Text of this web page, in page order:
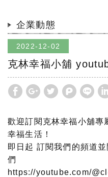
企業動態
2022-12-02
克林幸福小舖
歡迎訂閱克林幸福小舖專
幸福生活！
即日起 訂閱我們的頻道
們
https://youtube.com/